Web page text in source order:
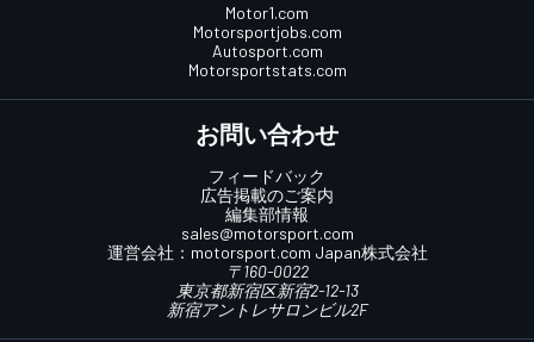
Motor1.com
Motorsportjobs.com
Autosport.com
Motorsportstats.com
お問い合わせ
フィードバック
広告掲載のご案内
編集部情報
sales@motorsport.com
運営会社： motorsport.com Japan株式会社
〒160-0022
東京都新宿区新宿2-12-13
新宿アントレサロンビル2F